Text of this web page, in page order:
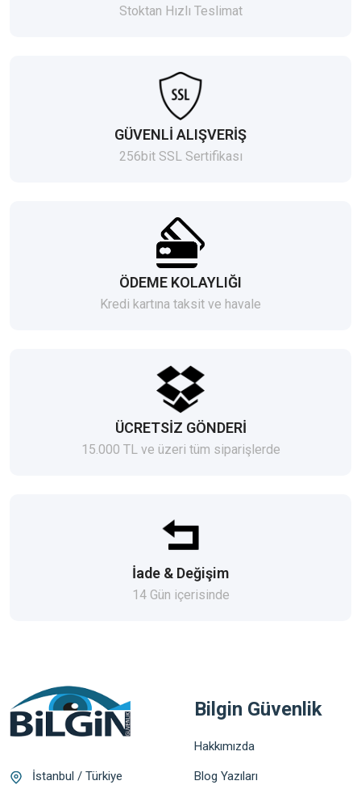
Stoktan Hızlı Teslimat
GÜVENLİ ALIŞVERİŞ
256bit SSL Sertifikası
ÖDEME KOLAYLIĞI
Kredi kartına taksit ve havale
ÜCRETSİZ GÖNDERİ
15.000 TL ve üzeri tüm siparişlerde
İade & Değişim
14 Gün içerisinde
İstanbul / Türkiye
Bilgin Güvenlik
Hakkımızda
Blog Yazıları